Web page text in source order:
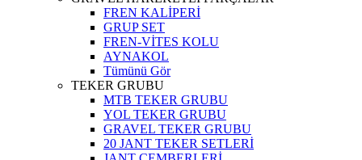
FREN KALİPERİ
GRUP SET
FREN-VİTES KOLU
AYNAKOL
Tümünü Gör
TEKER GRUBU
MTB TEKER GRUBU
YOL TEKER GRUBU
GRAVEL TEKER GRUBU
20 JANT TEKER SETLERİ